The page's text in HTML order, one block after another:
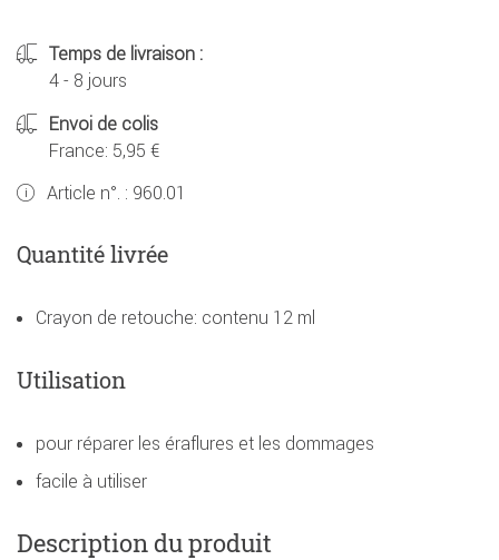
Temps de livraison :
4 - 8 jours
Envoi de colis
France: 5,95 €
Article n°. : 960.01
Quantité livrée
Crayon de retouche: contenu 12 ml
Utilisation
pour réparer les éraflures et les dommages
facile à utiliser
Description du produit